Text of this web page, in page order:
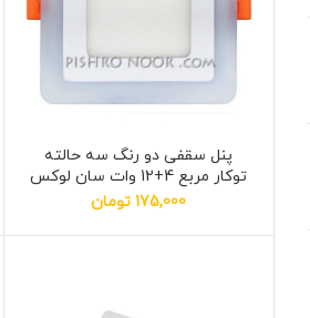
پنل سقفی دو رنگ سه حالته
توكار مربع 4+12 وات سان لوکس
175,000 تومان